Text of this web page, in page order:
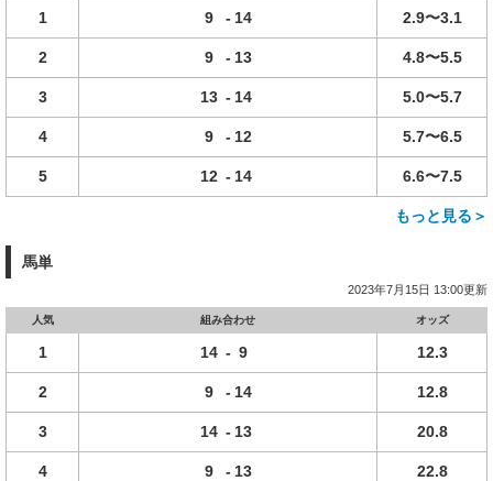
1 9 - 14 2.9〜3.1
2 9 - 13 4.8〜5.5
3 13 - 14 5.0〜5.7
4 9 - 12 5.7〜6.5
5 12 - 14 6.6〜7.5
もっと見る＞
馬単
2023年7月15日 13:00更新
人気 組み合わせ オッズ
1 14 - 9 12.3
2 9 - 14 12.8
3 14 - 13 20.8
4 9 - 13 22.8